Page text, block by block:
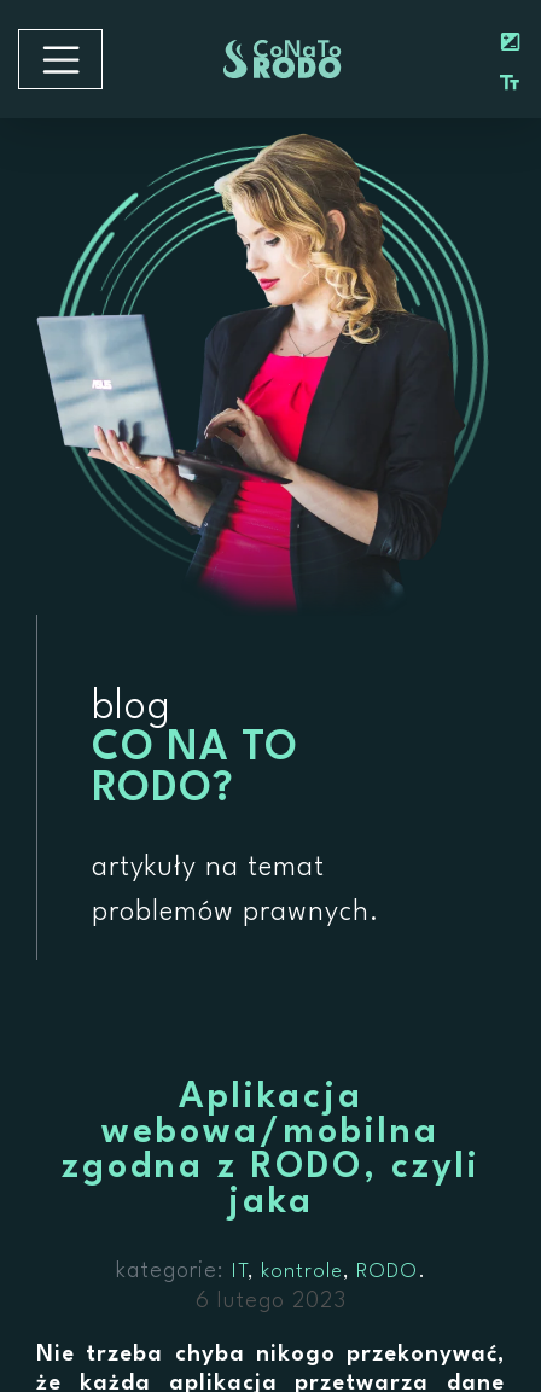
blog
CO NA TO
RODO?
artykuły na temat
problemów prawnych.
Aplikacja
webowa/mobilna
zgodna z RODO, czyli
jaka
kategorie: kontrole RODO
6 lutego 2023
Nie trzeba chyba nikogo przekonywać,
że każda aplikacja przetwarza dane